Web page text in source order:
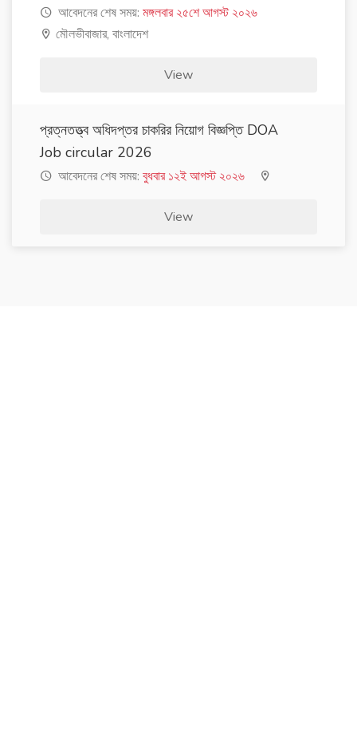
আবেদনের শেষ সময়: মঙ্গলবার ২৫শে আগস্ট ২০২৬
মৌলভীবাজার, বাংলাদেশ
View
প্রত্নতত্ত্ব অধিদপ্তর চাকরির নিয়োগ বিজ্ঞপ্তি DOA
Job circular 2026
আবেদনের শেষ সময়: বুধবার ১২ই আগস্ট ২০২৬
View